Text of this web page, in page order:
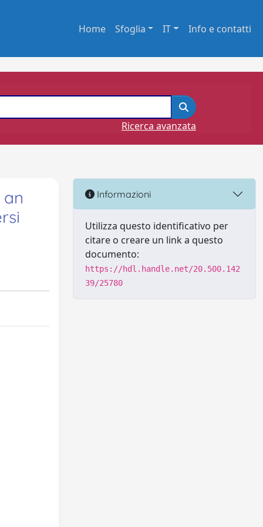
Home Sfoglia IT Info e contatti
Ricerca avanzata
Informazioni
Utilizza questo identificativo per
citare o creare un link a questo
documento:
https://hdl.handle.net/20.500.142
39/25780